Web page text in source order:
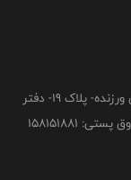
تهران- میدان هفت تیر- خیابان مفتح جنوبی- خیابان ورزنده- پلاک 19- دفتر